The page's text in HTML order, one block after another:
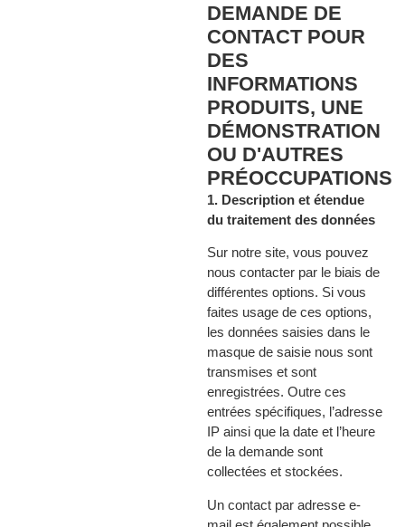
DEMANDE DE
CONTACT POUR
DES
INFORMATIONS
PRODUITS, UNE
DÉMONSTRATION
OU D'AUTRES
PRÉOCCUPATIONS
1. Description et étendue
du traitement des données
Sur notre site, vous pouvez
nous contacter par le biais de
différentes options. Si vous
faites usage de ces options,
les données saisies dans le
masque de saisie nous sont
transmises et sont
enregistrées. Outre ces
entrées spécifiques, l’adresse
IP ainsi que la date et l’heure
de la demande sont
collectées et stockées.
Un contact par adresse e-